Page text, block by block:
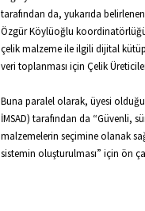
tarafından da, yukarıda
Özgür Köylüoğlu
çelik malzeme ile ilgili dijital
veri toplanması için Çelik
Buna paralel olarak, üyesi
İMSAD) tarafından da “Güvenli,
malzemelerin seçimine olanak
sistemin oluşturulması” için ön